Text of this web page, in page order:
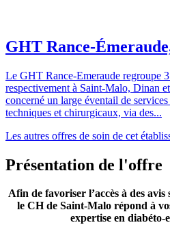
GHT Rance-
Le GHT Rance-Emeraude regroupe 3
respectivement à Saint-Malo, Dinan
concerné un large éventail de
techniques et chirurgicaux, via des...
Les autres offres de soin de cet
Présentation de l'offre
Afin de favoriser l’accès à des
le CH de Saint-Malo répond à
expertise en diabéto-